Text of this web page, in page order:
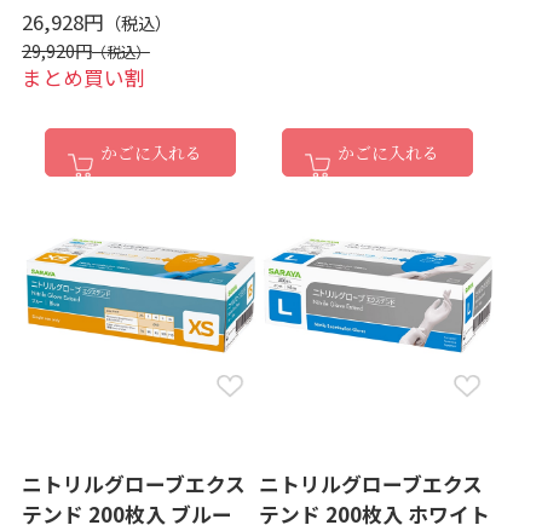
26,928円
29,920円
まとめ買い割
かごに入れる かごに入れる
ニトリルグローブエクス
テンド 200枚入 ブルー
ニトリルグローブエクス
テンド 200枚入 ホワイト